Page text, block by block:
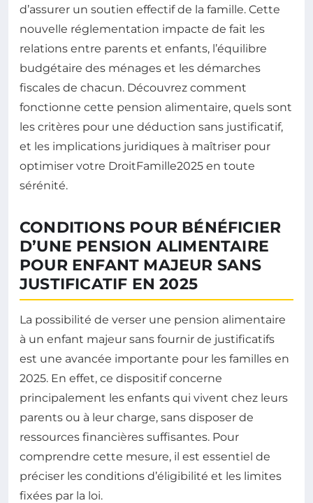
d’assurer un soutien effectif de la famille. Cette
nouvelle réglementation impacte de fait les
relations entre parents et enfants, l’équilibre
budgétaire des ménages et les démarches
fiscales de chacun. Découvrez comment
fonctionne cette pension alimentaire, quels sont
les critères pour une déduction sans justificatif,
et les implications juridiques à maîtriser pour
optimiser votre DroitFamille2025 en toute
sérénité.
CONDITIONS POUR BÉNÉFICIER
D’UNE PENSION ALIMENTAIRE
POUR ENFANT MAJEUR SANS
JUSTIFICATIF EN 2025
La possibilité de verser une pension alimentaire
à un enfant majeur sans fournir de justificatifs
est une avancée importante pour les familles en
2025. En effet, ce dispositif concerne
principalement les enfants qui vivent chez leurs
parents ou à leur charge, sans disposer de
ressources financières suffisantes. Pour
comprendre cette mesure, il est essentiel de
préciser les conditions d’éligibilité et les limites
fixées par la loi.